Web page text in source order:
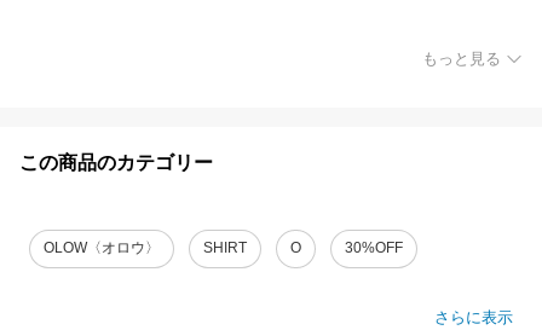
もっと見る
この商品のカテゴリー
OLOW〈オロウ〉 SHIRT O 30%OFF
さらに表示